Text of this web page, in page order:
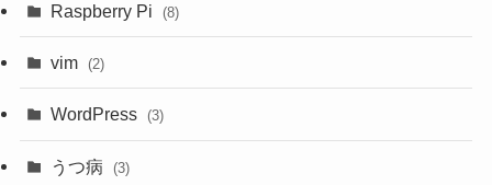
Raspberry Pi (8)
vim (2)
WordPress (3)
うつ病 (3)